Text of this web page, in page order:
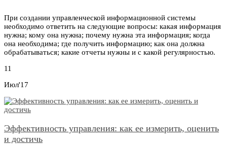
При создании управленческой информационной системы
необходимо ответить на следующие вопросы: какая информация
нужна; кому она нужна; почему нужна эта информация; когда
она необходима; где получить информацию; как она должна
обрабатываться; какие отчеты нужны и с какой регулярностью.
11
Июл'17
Эффективность управления: как ее измерить, оценить
и достичь